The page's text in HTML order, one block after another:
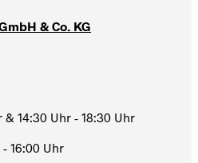
& Co. KG
14:30 Uhr - 18:30 Uhr
16:00 Uhr